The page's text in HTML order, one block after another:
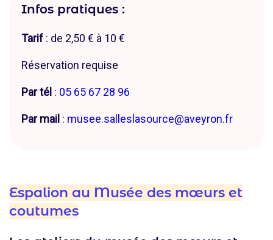
Infos pratiques :
Tarif : de 2,50 € à 10 €
Réservation requise
Par tél : 05 65 67 28 96
Par mail : musee.salleslasource@aveyron.fr
Espalion au Musée des mœurs et
coutumes